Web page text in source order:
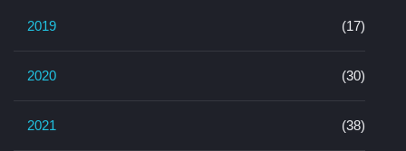
2019 (17)
2020 (30)
2021 (38)